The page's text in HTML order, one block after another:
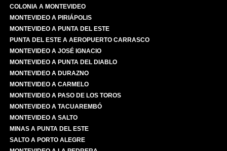
COLONIA A MONTEVIDEO
MONTEVIDEO A PIRIÁPOLIS
MONTEVIDEO A PUNTA DEL ESTE
PUNTA DEL ESTE A AEROPUERTO CARRASCO
MONTEVIDEO A JOSÉ IGNACIO
MONTEVIDEO A PUNTA DEL DIABLO
MONTEVIDEO A DURAZNO
MONTEVIDEO A CARMELO
MONTEVIDEO A PASO DE LOS TOROS
MONTEVIDEO A TACUAREMBÓ
MONTEVIDEO A SALTO
MINAS A PUNTA DEL ESTE
SALTO A PORTO ALEGRE